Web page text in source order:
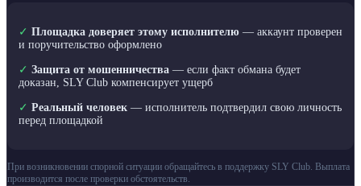
✓ Площадка доверяет этому исполнителю — аккаунт проверен
и поручительство оформлено
✓ Защита от мошенничества — если факт обмана будет
доказан, SLY Club компенсирует ущерб
✓ Реальный человек — исполнитель подтвердил свою личность
перед площадкой
При возникновении спорной ситуации обращайтесь в поддержку SLY Club. Выплата
производится после проверки обстоятельств.